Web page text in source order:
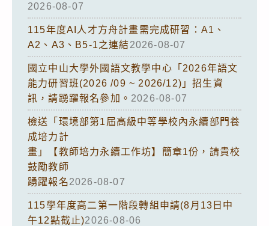
2026-08-07
115年度AI人才方舟計畫需完成研習：A1、
A2、A3、B5-1之連結2026-08-07
國立中山大學外國語文教學中心「2026年語文
能力研習班(2026 /09 ~ 2026/12)」招生資
訊，請踴躍報名參加。 2026-08-07
檢送「環境部第1屆高級中等學校內永續部門養
成培力計
畫」【教師培力永續工作坊】簡章1份，請貴校
鼓勵教師
踴躍報名2026-08-07
115學年度高二第一階段轉組申請(8月13日中
午12點截止)2026-08-06